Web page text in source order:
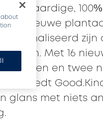
plantaardige,
nieuwe
zijn
Met 16
tinten en twee
biedt
glans met niets
about